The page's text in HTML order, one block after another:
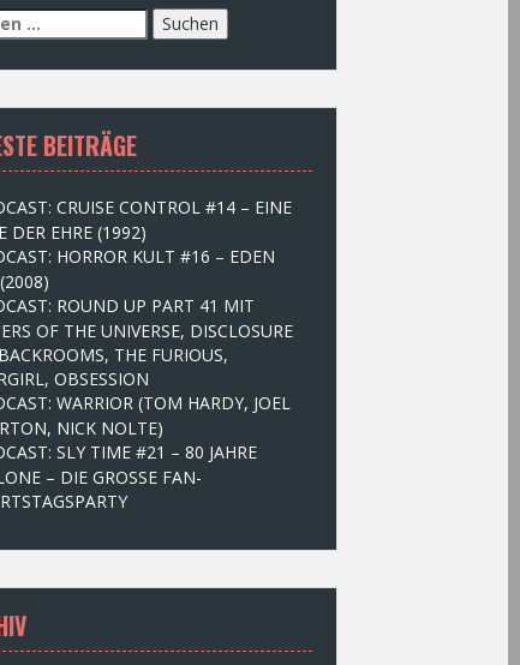
BEITRÄGE
CRUISE CONTROL #14 – EINE
DER EHRE (1992)
HORROR KULT #16 – EDEN
ROUND UP PART 41 MIT
OF THE UNIVERSE, DISCLOSURE
THE FURIOUS,
OBSESSION
WARRIOR (TOM HARDY, JOEL
NICK NOLTE)
SLY TIME #21 – 80 JAHRE
– DIE GROSSE FAN-